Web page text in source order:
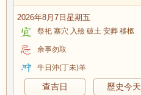
2026年8月7日星期五
祭祀 塞穴 入殮 破土 安葬 移柩
余事勿取
牛日沖(丁未)羊
查吉日 歷史今天